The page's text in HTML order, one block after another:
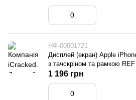
НФ-00001721
Дисплей (екран) Apple
з тачскріном та рамкою REF
1 196 грн